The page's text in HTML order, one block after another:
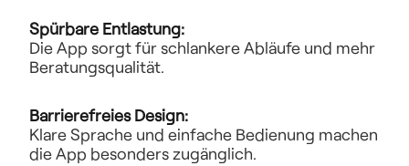
Spürbare Entlastung:
Die App sorgt für schlankere Abläufe und mehr
Beratungsqualität.
Barrierefreies Design:
Klare Sprache und einfache Bedienung machen
die App besonders zugänglich.